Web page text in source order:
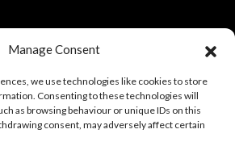
Manage Consent
we use technologies like cookies to store
Consenting to these technologies will
as browsing behaviour or unique IDs on this
consent, may adversely affect certain